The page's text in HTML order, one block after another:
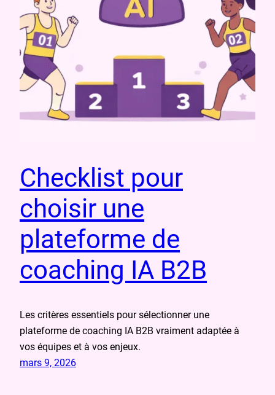
Checklist pour
choisir une
plateforme de
coaching IA B2B
Les critères essentiels pour sélectionner une
plateforme de coaching IA B2B vraiment adaptée à
vos équipes et à vos enjeux.
mars 9, 2026